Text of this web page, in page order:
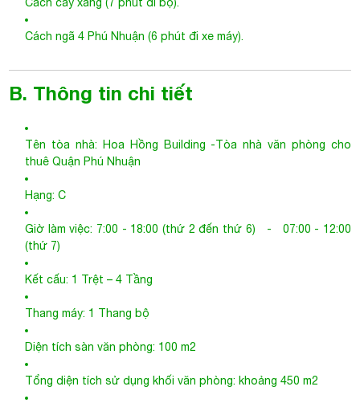
Cách ngã 4 Phú Nhuận (6 phút đi xe máy).
B. Thông tin chi tiết
Tên tòa nhà: Hoa Hồng Building -Tòa nhà văn phòng cho
thuê Quận Phú Nhuận
Hạng: C
Giờ làm việc: 7:00 - 18:00 (thứ 2 đến thứ 6) - 07:00 - 12:00
(thứ 7)
Kết cấu: 1 Trệt – 4 Tầng
Thang máy: 1 Thang bộ
Diện tích sàn văn phòng: 100 m2
Tổng diện tích sử dụng khối văn phòng: khoảng 450 m2